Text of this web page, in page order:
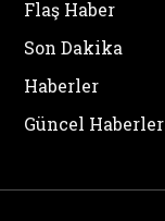
Flaş Haber
Son Dakika
Haberler
Güncel Haberler